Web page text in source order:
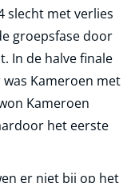
slecht met verlies
groepsfase door
In de halve finale
Kameroen met
Kameroen
het eerste
er niet bij op het